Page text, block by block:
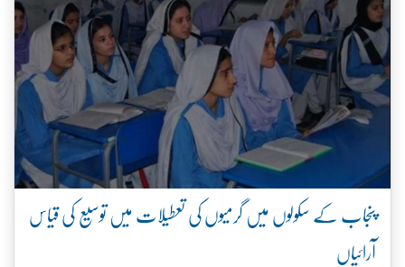
پنجاب کے سکولوں میں گرمیوں کی تعطیلات میں توسیع کی قیاس
آرائیاں